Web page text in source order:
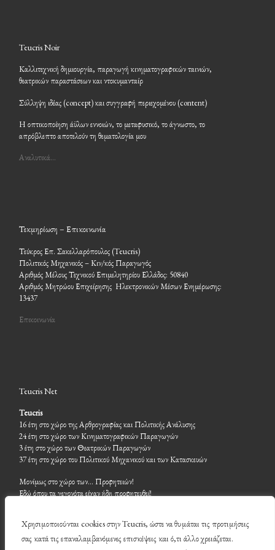
Χρησιμοποιούνται cookies στην Teucris, ώστε να θυμάται τις προτιμήσεις
σας κατά τις επαναλαμβανόμενες επισκέψεις και ό,τι άλλο χρειάζεται.
Teucris Noir
Καλλιτεχνική δημιουργία, παραγωγή κινηματογραφικών ταινιών,
θεατρικών παραστάσεων και ντοκυμανταίρ
Σύλληψη ιδέας (concept) και συγγραφή περιεχομένου (content)
Η οπτικοποίηση άϋλων εννοιών, το μεταφυσικό, το άγνωστο, το
απρόβλεπτο αποτελούν τη θεματολογία μου
Αναλυτικά…
Τεκμηρίωση – Επικοινωνία
Τεύκρος Επ. Σακελλαρόπουλος (Teucris)
Πολιτικός Μηχανικός – Κιν/κός Παραγωγός
Αριθμός Μέλους Τεχνικού Επιμελητηρίου Ελλάδος: 50840
Αριθμός Μητρώου Επιχείρησης Ηλεκτρονικών Μέσων Ενημέρωσης:
13437
Επικοινωνία
Teucris Net
Teucris
16 έτη στο χώρο της Αρθρογραφίας και Πολιτικής Ανάλυσης
24 έτη στο χώρο των Κινηματογραφικών Παραγωγών
3 έτη στο χώρο των Θεατρικών Παραγωγών
37 έτη στο χώρο του Πολιτικού Μηχανικού και των Κατασκευών
Μονίμως στο χώρο των… Προφητειών!
Εδώ όπου τα γεγονότα είχαν ήδη προφητευθεί!